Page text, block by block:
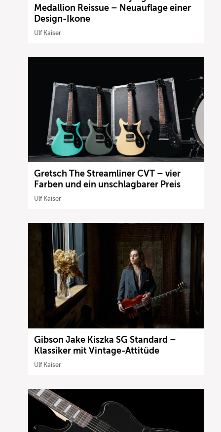
Medallion Reissue – Neuauflage einer
Design-Ikone
Ulf Kaiser
Gretsch The Streamliner CVT – vier
Farben und ein unschlagbarer Preis
Ulf Kaiser
Gibson Jake Kiszka SG Standard –
Klassiker mit Vintage-Attitüde
Ulf Kaiser